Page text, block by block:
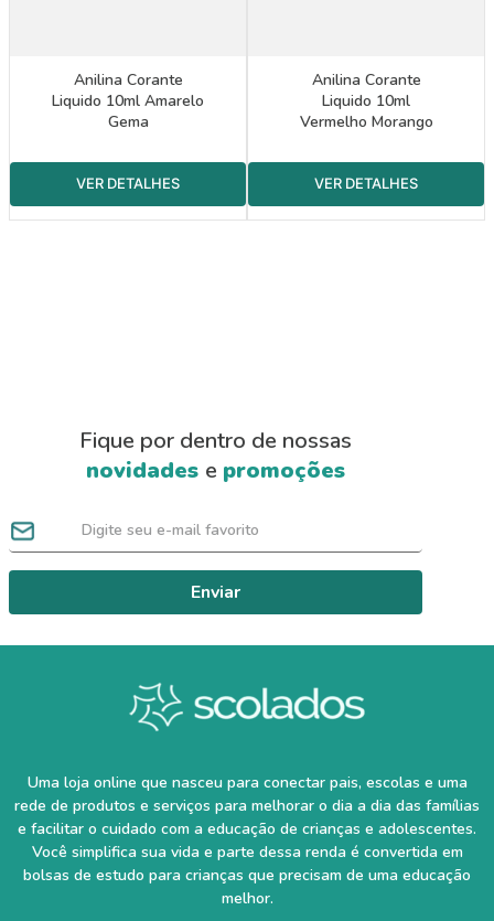
Anilina Corante
Liquido 10ml Amarelo
Gema
Anilina Corante
Liquido 10ml
Vermelho Morango
Fique por dentro de nossas
novidades e promoções
Enviar
Uma loja online que nasceu para conectar pais, escolas e uma
rede de produtos e serviços para melhorar o dia a dia das famílias
e facilitar o cuidado com a educação de crianças e adolescentes.
Você simplifica sua vida e parte dessa renda é convertida em
bolsas de estudo para crianças que precisam de uma educação
melhor.